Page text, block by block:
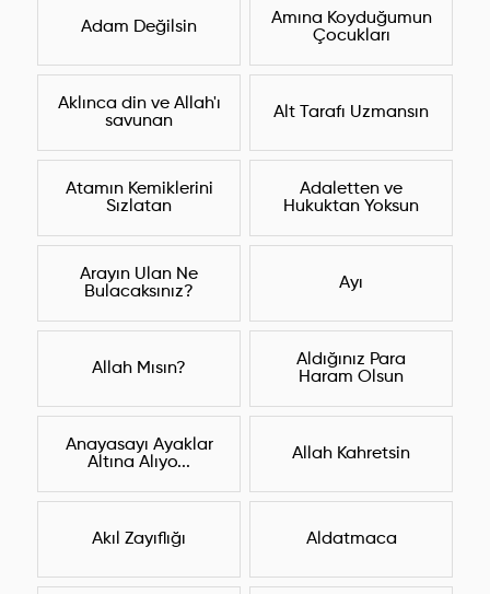
Adam Değilsin
Amına Koyduğumun
Çocukları
Aklınca din ve Allah'ı
savunan
Alt Tarafı Uzmansın
Atamın Kemiklerini
Sızlatan
Adaletten ve
Hukuktan Yoksun
Arayın Ulan Ne
Bulacaksınız?
Ayı
Allah Mısın?
Aldığınız Para
Haram Olsun
Anayasayı Ayaklar
Altına Alıyo...
Allah Kahretsin
Akıl Zayıflığı Aldatmaca